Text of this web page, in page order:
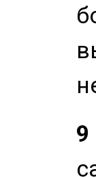
9